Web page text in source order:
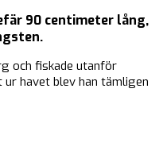
90 centimeter lång,
och fiskade utanför
havet blev han tämligen